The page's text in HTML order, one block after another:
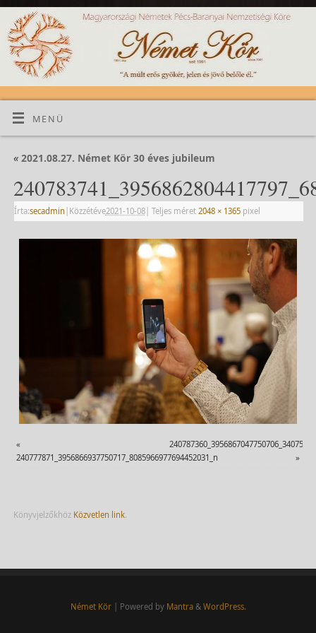
MENÜ
«2021.08.27. Német Kör 30 éves jubileum
Írta:secadmin | Közzétéve2021-10-08| Teljes méret 2048 × 1365pixel
«
240777871_3956866937750717_8085966977694452031_n
»
Könyvjelzőkhöz Közvetlen link.
Német Kör| Powered by Mantra& WordPress.